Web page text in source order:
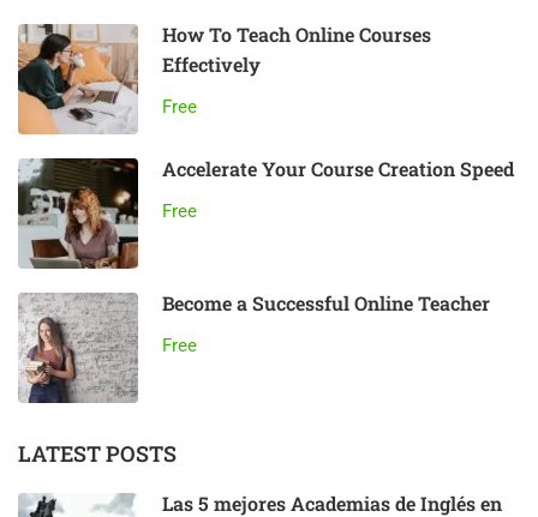
How To Teach Online Courses
Effectively
Free
Accelerate Your Course Creation Speed
Free
Become a Successful Online Teacher
Free
LATEST POSTS
Las 5 mejores Academias de Inglés en